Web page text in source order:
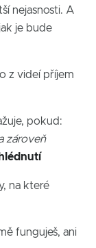
nejasnosti. A
je bude
z videí příjem
pokud:
zároveň
na které
funguješ, ani